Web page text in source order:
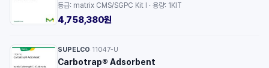
등급: matrix CMS/SGPC Kit I · 용량: 1KIT
4,758,380원
SUPELCO 11047-U
Carbotrap® Adsorbent